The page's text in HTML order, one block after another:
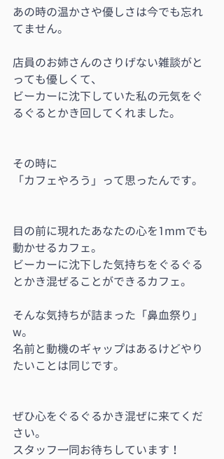
あの時の温かさや優しさは今でも忘れ
てません。
店員のお姉さんのさりげない雑談がと
っても優しくて、
ビーカーに沈下していた私の元気をぐ
るぐるとかき回してくれました。
その時に
「カフェやろう」って思ったんです。
目の前に現れたあなたの心を1mmでも
動かせるカフェ。
ビーカーに沈下した気持ちをぐるぐる
とかき混ぜることができるカフェ。
そんな気持ちが詰まった「鼻血祭り」
w。
名前と動機のギャップはあるけどやり
たいことは同じです。
ぜひ心をぐるぐるかき混ぜに来てくだ
さい。
スタッフ一同お待ちしています！